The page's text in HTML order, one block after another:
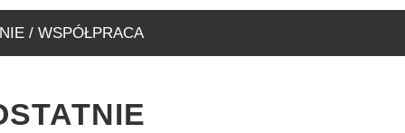
/ WSPÓŁPRACA